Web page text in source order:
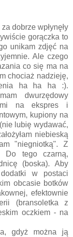
dobrze wpłynęły
gorączka to
unikam zdjęć na
Ale czego
co się ma na
chociaż nadzieję,
ha ha ha :).
dwurzędowy
na ekspres i
kupiony na
lubię wydawać,
niebieską
"niegniotką". Z
Do tego czarną,
(boska). Aby
w postaci
obcasie botków
efektownie
(bransoletka z
oczkiem - na
gdyż można ją